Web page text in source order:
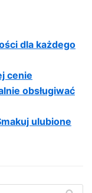
dla każdego
cenie
obsługiwać
ulubione